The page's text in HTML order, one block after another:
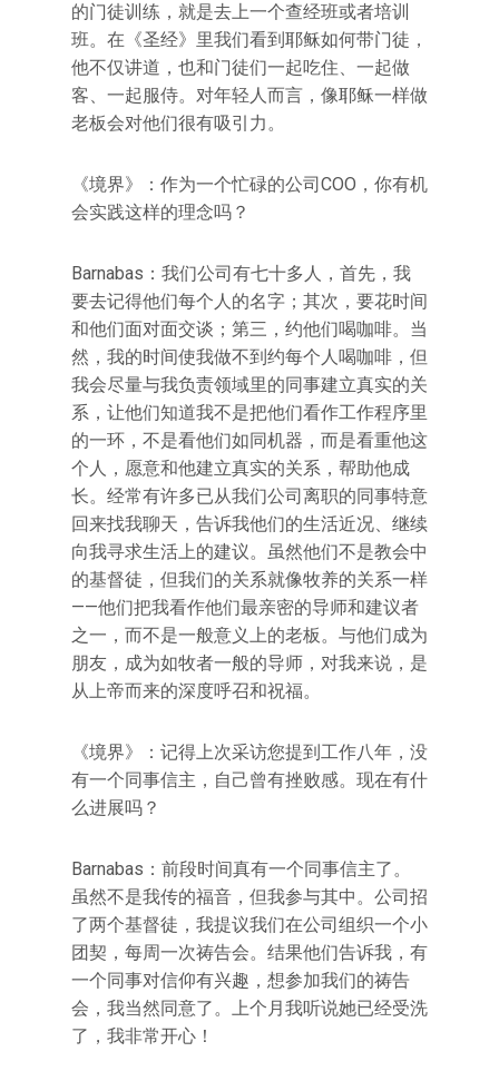
的门徒训练，就是去上一个查经班或者培训
班。在《圣经》里我们看到耶稣如何带门徒，
他不仅讲道，也和门徒们一起吃住、一起做
客、一起服侍。对年轻人而言，像耶稣一样做
老板会对他们很有吸引力。
《境界》：作为一个忙碌的公司COO，你有机
会实践这样的理念吗？
Barnabas：我们公司有七十多人，首先，我
要去记得他们每个人的名字；其次，要花时间
和他们面对面交谈；第三，约他们喝咖啡。当
然，我的时间使我做不到约每个人喝咖啡，但
我会尽量与我负责领域里的同事建立真实的关
系，让他们知道我不是把他们看作工作程序里
的一环，不是看他们如同机器，而是看重他这
个人，愿意和他建立真实的关系，帮助他成
长。经常有许多已从我们公司离职的同事特意
回来找我聊天，告诉我他们的生活近况、继续
向我寻求生活上的建议。虽然他们不是教会中
的基督徒，但我们的关系就像牧养的关系一样
——他们把我看作他们最亲密的导师和建议者
之一，而不是一般意义上的老板。与他们成为
朋友，成为如牧者一般的导师，对我来说，是
从上帝而来的深度呼召和祝福。
《境界》：记得上次采访您提到工作八年，没
有一个同事信主，自己曾有挫败感。现在有什
么进展吗？
Barnabas：前段时间真有一个同事信主了。
虽然不是我传的福音，但我参与其中。公司招
了两个基督徒，我提议我们在公司组织一个小
团契，每周一次祷告会。结果他们告诉我，有
一个同事对信仰有兴趣，想参加我们的祷告
会，我当然同意了。上个月我听说她已经受洗
了，我非常开心！